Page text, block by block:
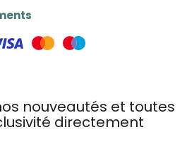
nouveautés et toutes
directement